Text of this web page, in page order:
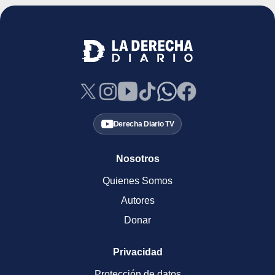
Derecha Diario TV
Nosotros
Quienes Somos
Autores
Donar
Privacidad